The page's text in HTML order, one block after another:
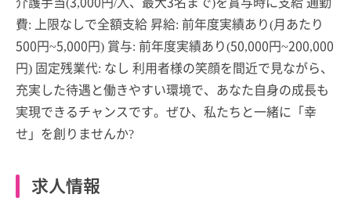
費: 上限なしで全額支給 昇給: 前年度実績あり(月あたり
500円~5,000円) 賞与: 前年度実績あり(50,000円~200,000
円) 固定残業代: なし 利用者様の笑顔を間近で見ながら、
充実した待遇と働きやすい環境で、あなた自身の成長も
実現できるチャンスです。ぜひ、私たちと一緒に「幸
せ」を創りませんか?
求人情報